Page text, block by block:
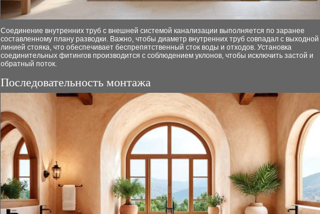
Соединение внутренних труб с внешней системой канализации выполняется по заранее
составленному плану разводки. Важно, чтобы диаметр внутренних труб совпадал с выходной
линией стояка, что обеспечивает беспрепятственный сток воды и отходов. Установка
соединительных фитингов производится с соблюдением уклонов, чтобы исключить застой и
обратный поток.
Последовательность монтажа